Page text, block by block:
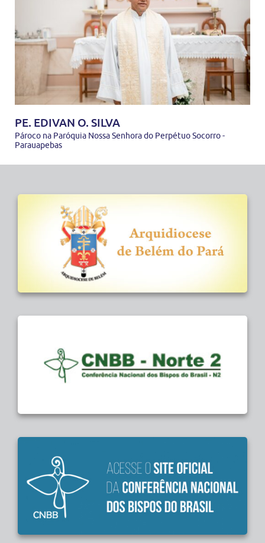
PE. EDIVAN O. SILVA
Pároco na Paróquia Nossa Senhora do Perpétuo Socorro -
Parauapebas